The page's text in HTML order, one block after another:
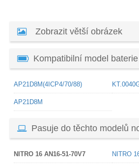
Zobrazit větší obrázek
Kompatibilní model baterie
AP21D8M(4ICP4/70/88)
AP21D8M
Pasuje do těchto modelů
NITRO 16 AN16-51-70V7 NITRO